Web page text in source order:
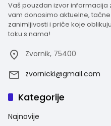
Vaš pouzdan izvor informacija
vam donosimo aktuelne,
zanimljivosti i priče koje
toku s nama!
Zvornik, 75400
zvornicki@gmail.com
Kategorije
Najnovije